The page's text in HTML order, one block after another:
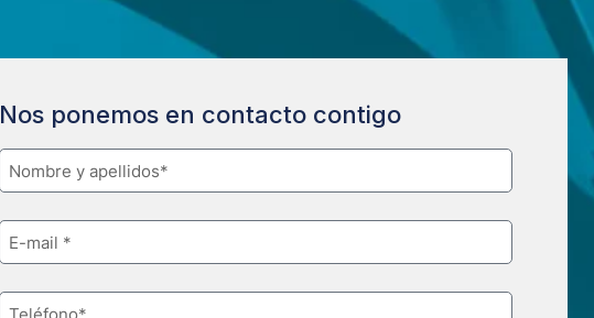
Nos ponemos en contacto contigo